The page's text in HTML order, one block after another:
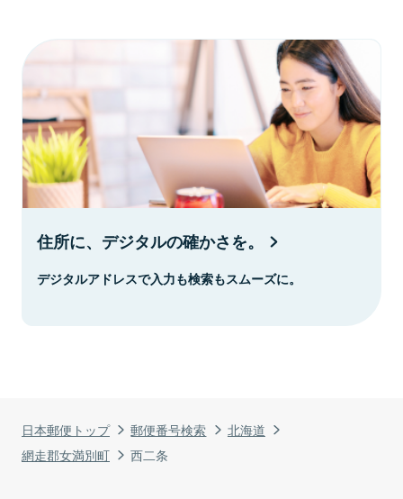
日本郵便トップ 郵便番号検索
北海道
網走郡女満別町
西二条
住所に、デジタルの確かさを。
デジタルアドレスで入力も検索もスムーズに。